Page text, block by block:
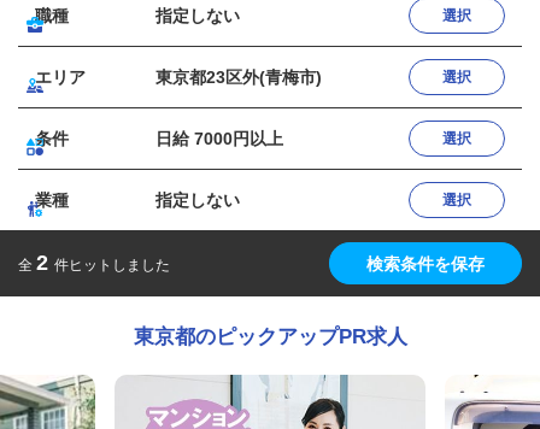
職種 指定しない 選択
エリア 東京都23区外(青梅市) 選択
条件 日給 7000円以上 選択
業種 指定しない 選択
全 2 件ヒットしました 検索条件を保存
東京都のピックアップPR求人